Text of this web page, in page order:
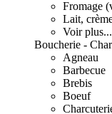
Fromage
Lait,
Voir plus...
Boucherie -
Agneau
Barbecue
Brebis
Boeuf